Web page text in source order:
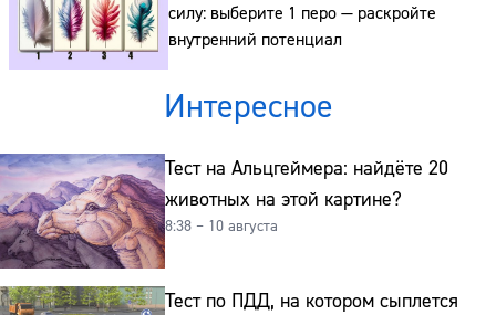
силу: выберите 1 перо — раскройте
внутренний потенциал
Интересное
Тест на Альцгеймера: найдёте 20
животных на этой картине?
8:38 – 10 августа
Тест по ПДД, на котором сыплется